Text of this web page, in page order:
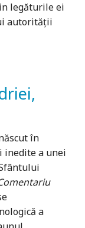
legăturile ei
autorității
în
inedite a unei
a